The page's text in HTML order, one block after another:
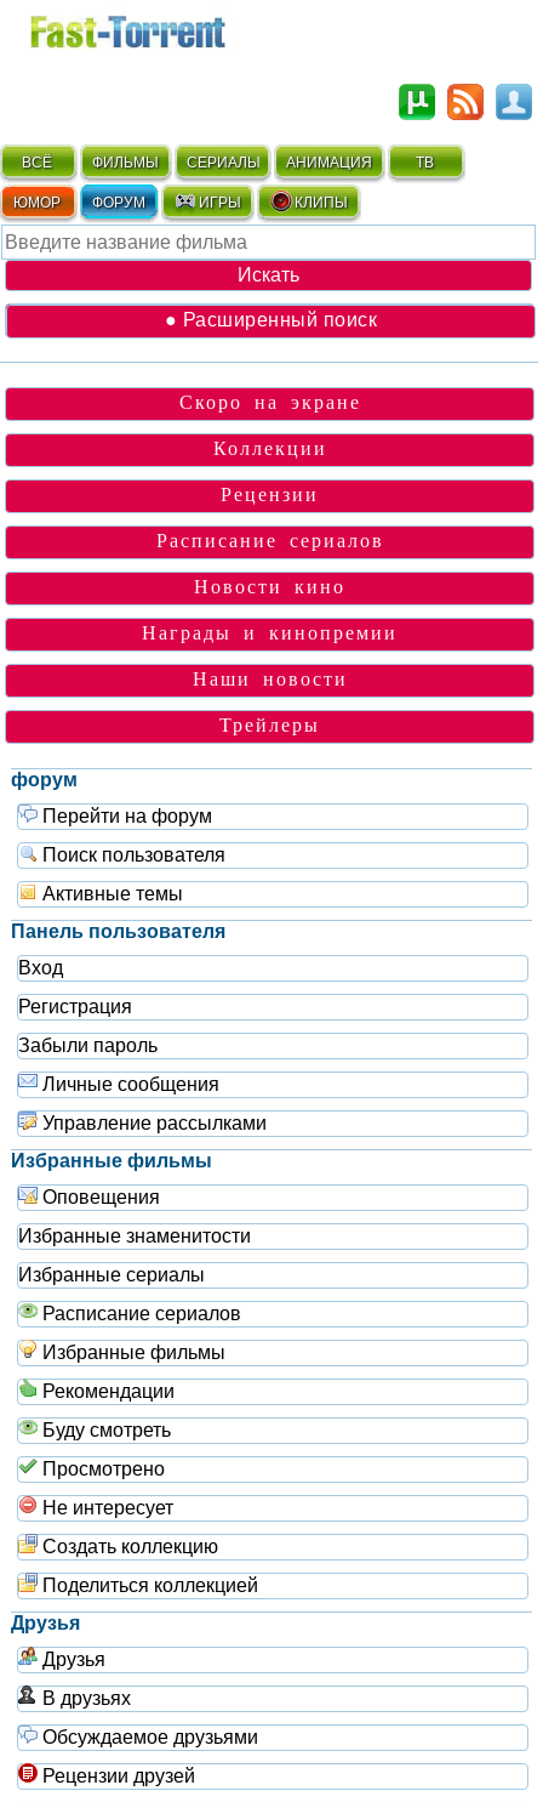
ВСЁ ФИЛЬМЫ СЕРИАЛЫ АНИМАЦИЯ ТВ
ЮМОР ФОРУМ ИГРЫ КЛИПЫ
● Расширенный поиск
Скоро на экране
Коллекции
Рецензии
Расписание сериалов
Новости кино
Награды и кинопремии
Наши новости
Трейлеры
форум
Перейти на форум
Поиск пользователя
Активные темы
Панель пользователя
Вход
Регистрация
Забыли пароль
Личные сообщения
Управление рассылками
Избранные фильмы
Оповещения
Избранные знаменитости
Избранные сериалы
Расписание сериалов
Избранные фильмы
Рекомендации
Буду смотреть
Просмотрено
Не интересует
Создать коллекцию
Поделиться коллекцией
Друзья
Друзья
В друзьях
Обсуждаемое друзьями
Рецензии друзей